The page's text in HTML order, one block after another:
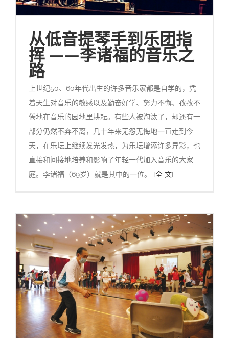
从低音提琴手到乐团指
挥 ——李诸福的音乐之
路
上世纪50、60年代出生的许多音乐家都是自学的，凭
着天生对音乐的敏感以及勤奋好学、努力不懈、孜孜不
倦地在音乐的园地里耕耘。有些人被淘汰了，却还有一
部分仍然不弃不离，几十年来无怨无悔地一直走到今
天，在乐坛上继续发光发热，为乐坛增添许多异彩，也
直接和间接地培养和影响了年轻一代加入音乐的大家
庭。李诸福（69岁）就是其中的一位。 [全 文]